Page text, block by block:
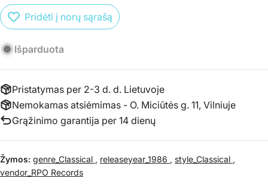
Pridėti į norų sąrašą
Išparduota
Pristatymas per 2-3 d. d. Lietuvoje
Nemokamas atsiėmimas - O. Miciūtės g. 11, Vilniuje
Grąžinimo garantija per 14 dienų
Žymos: genre_Classical , releaseyear_1986 , style_Classical ,
vendor_RPO Records